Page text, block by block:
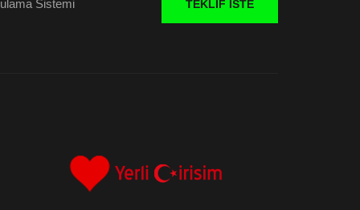
Sistemi
TEKLIF İSTE